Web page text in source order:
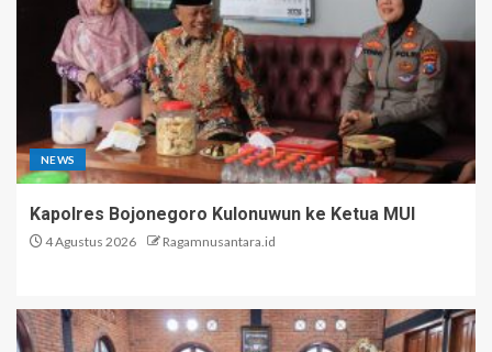
NEWS
Kapolres Bojonegoro Kulonuwun ke Ketua MUI
4 Agustus 2026 Ragamnusantara.id